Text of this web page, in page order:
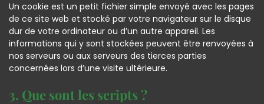
Un cookie est un petit fichier simple envoyé avec les pages
de ce site web et stocké par votre navigateur sur le disque
dur de votre ordinateur ou d’un autre appareil. Les
informations qui y sont stockées peuvent être renvoyées à
nos serveurs ou aux serveurs des tierces parties
concernées lors d’une visite ultérieure.
3. Que sont les scripts ?